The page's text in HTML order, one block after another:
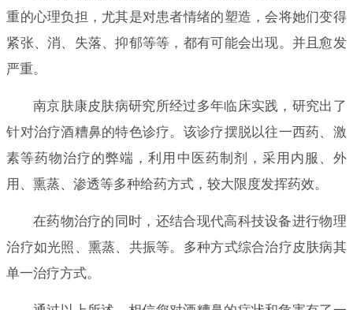
重的心理负担，尤其是对患者情绪的塑造，会将她们变得
紧张、消、失落、抑郁等等，都有可能会出现。并且愈发
严重。
南京肤康皮肤病研究所经过多年临床实践，研究出了
针对治疗酒糟鼻的特色诊疗。该诊疗摆脱以往一西药、激
素等药物治疗的弊端，利用中医药制剂，采用内服、外
用、熏蒸、渗透等多种给药方式，较大限度发挥药效。
在药物治疗的同时，还结合现代高科技设备进行物理
治疗如光照、熏蒸、共振等。多种方式综合治疗皮肤病其
单一治疗方式。